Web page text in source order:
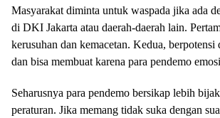
Masyarakat diminta untuk waspada jika ada
di DKI Jakarta atau daerah-daerah lain.
kerusuhan dan kemacetan. Kedua,
dan bisa membuat karena para pendemo
Seharusnya para pendemo bersikap lebih
peraturan. Jika memang tidak suka dengan